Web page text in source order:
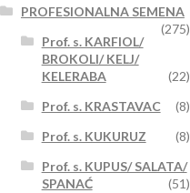
PROFESIONALNA SEMENA
(275)
Prof. s. KARFIOL/
BROKOLI/ KELJ/
KELERABA
(22)
Prof. s. KRASTAVAC
(8)
Prof. s. KUKURUZ
(8)
Prof. s. KUPUS/ SALATA/
SPANAĆ
(51)